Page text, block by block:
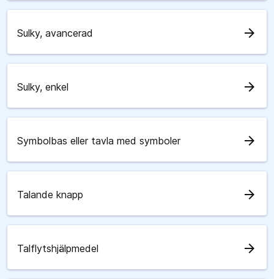
Sulky, avancerad arrow_forward
Sulky, enkel arrow_forward
Symbolbas eller tavla med symboler arrow_forward
Talande knapp arrow_forward
Talflytshjälpmedel arrow_forward